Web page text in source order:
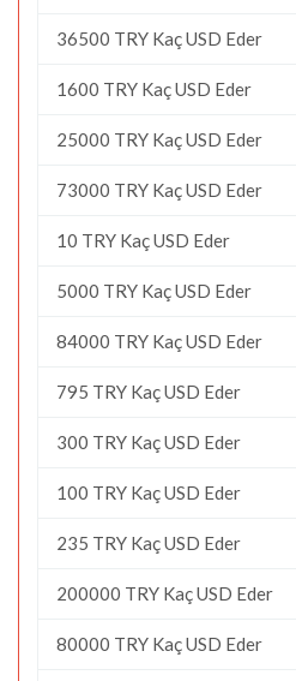
36500 TRY Kaç USD Eder
1600 TRY Kaç USD Eder
25000 TRY Kaç USD Eder
73000 TRY Kaç USD Eder
10 TRY Kaç USD Eder
5000 TRY Kaç USD Eder
84000 TRY Kaç USD Eder
795 TRY Kaç USD Eder
300 TRY Kaç USD Eder
100 TRY Kaç USD Eder
235 TRY Kaç USD Eder
200000 TRY Kaç USD Eder
80000 TRY Kaç USD Eder